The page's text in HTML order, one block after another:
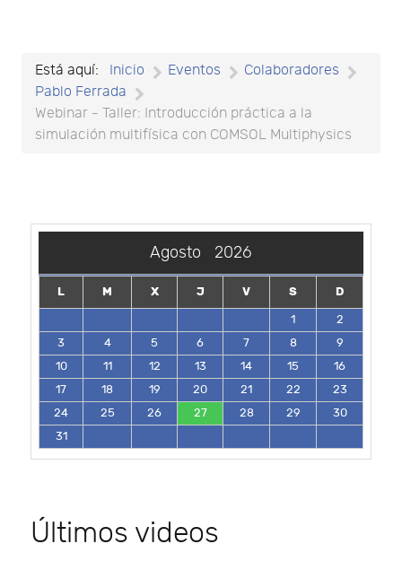
Está aquí: Inicio Eventos
Colaboradores
Pablo Ferrada
Webinar - Taller: Introducción práctica a la
simulación multifísica con COMSOL Multiphysics
Agosto 2026
L M X J V S
D
1
2
3
4 5 6 7 8
9
10
11 12 13 14 15
16
17
18 19 20 21 22
23
24
25 26 27 28 29
30
31
Últimos videos